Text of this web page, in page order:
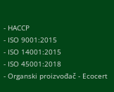
- HACCP
- ISO 9001:2015
- ISO 14001:2015
- ISO 45001:2018
- Organski proizvođač - Ecocert